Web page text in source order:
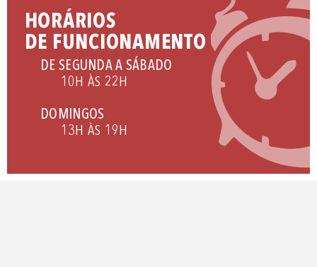
HORÁRIOS
DE FUNCIONAMENTO
DE SEGUNDA A SÁBADO
10H ÀS 22H
DOMINGOS
13H ÀS 19H